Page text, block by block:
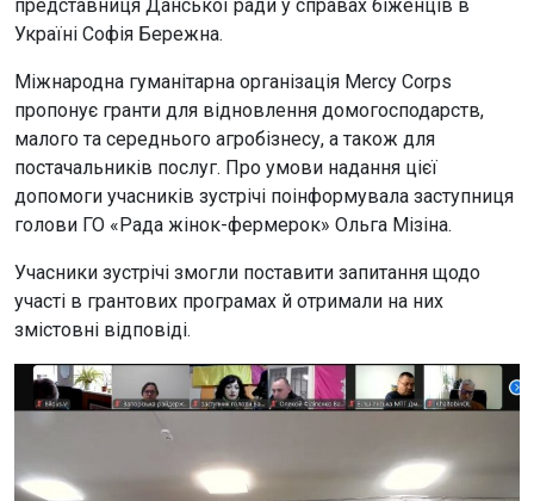
представниця Данської ради у справах біженців в
Україні Софія Бережна.
Міжнародна гуманітарна організація Mercy Corps
пропонує гранти для відновлення домогосподарств,
малого та середнього агробізнесу, а також для
постачальників послуг. Про умови надання цієї
допомоги учасників зустрічі поінформувала заступниця
голови ГО «Рада жінок-фермерок» Ольга Мізіна.
Учасники зустрічі змогли поставити запитання щодо
участі в грантових програмах й отримали на них
змістовні відповіді.